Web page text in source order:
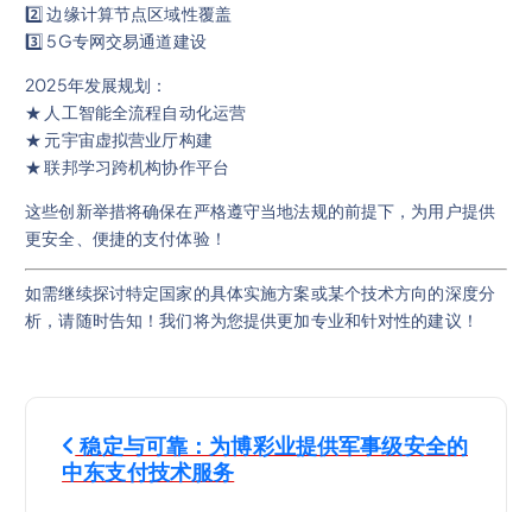
2️⃣ 边缘计算节点区域性覆盖
3️⃣ 5G专网交易通道建设
2025年发展规划：
★ 人工智能全流程自动化运营
★ 元宇宙虚拟营业厅构建
★ 联邦学习跨机构协作平台
这些创新举措将确保在严格遵守当地法规的前提下，为用户提供
更安全、便捷的支付体验！
如需继续探讨特定国家的具体实施方案或某个技术方向的深度分
析，请随时告知！我们将为您提供更加专业和针对性的建议！
投
稿
稳定与可靠：为博彩业提供军事级安全的
中东支付技术服务